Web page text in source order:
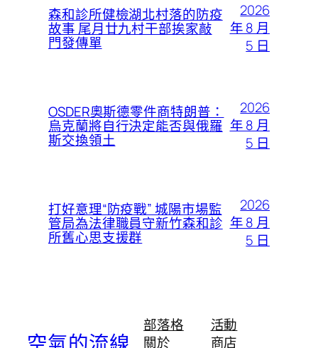
森和診所健檢湖北村落的防疫
故事 尾月廿九村干部挨家敲
門發傳單
2026
年 8 月
5 日
OSDER奧斯德零件商特朗普：
烏克蘭將自行決定能否與俄羅
斯交換領土
2026
年 8 月
5 日
打好意理“防疫戰” 城陽市場監
管局為法律職員守新竹森和診
所舊心思支援群
2026
年 8 月
5 日
部落格
關於
活動
商店